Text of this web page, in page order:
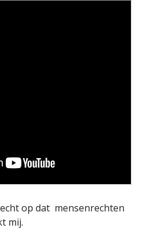
op dat mensenrechten
mij.